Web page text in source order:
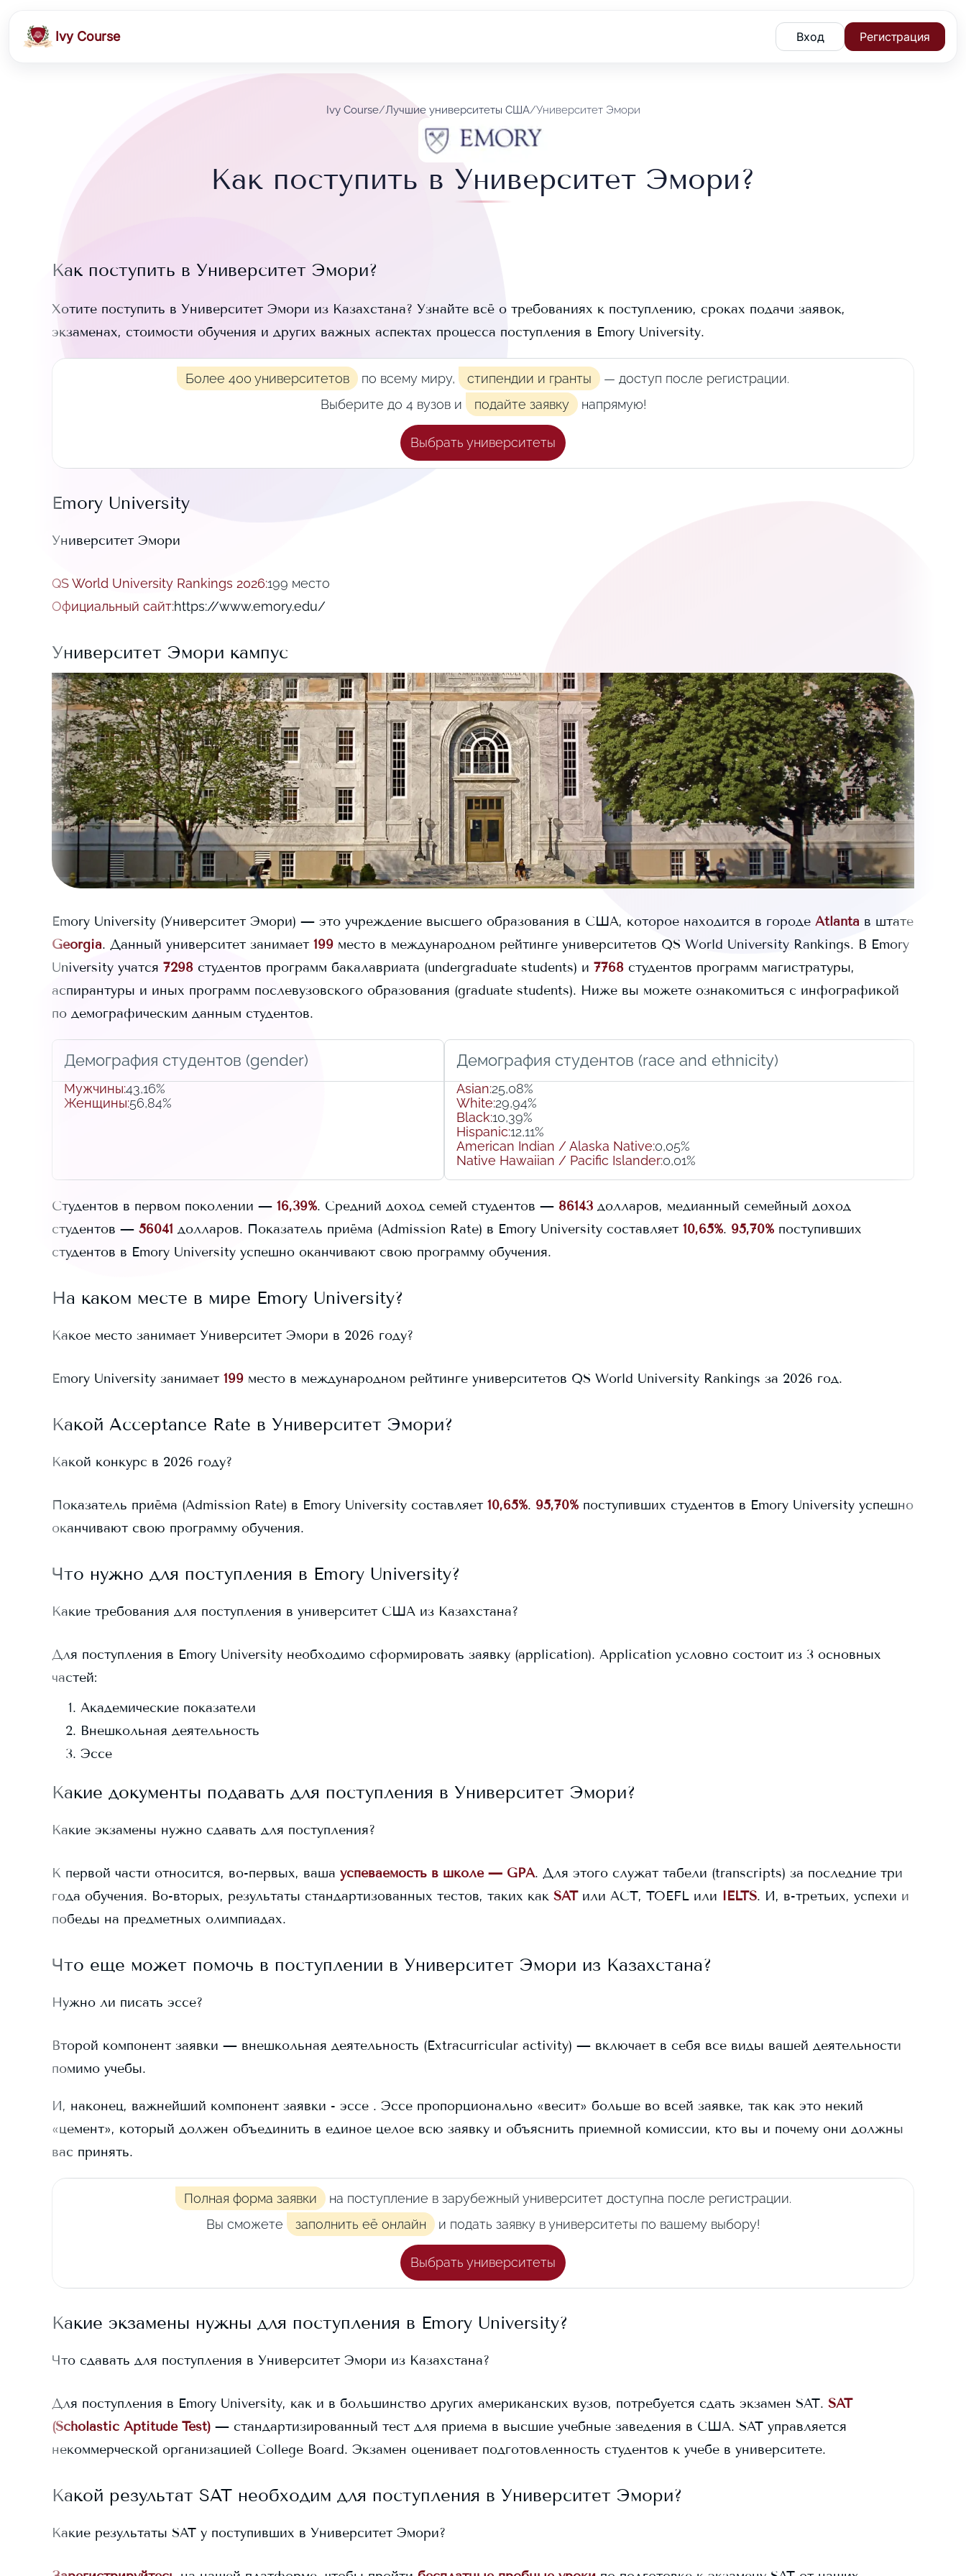
Ivy Course Вход Регистрация
Ivy Course/Лучшие университеты США/Университет Эмори
Как поступить в Университет Эмори?
Как поступить в Университет Эмори?
Хотите поступить в Университет Эмори из Казахстана? Узнайте всё о требованиях к поступлению, сроках подачи заявок,
экзаменах, стоимости обучения и других важных аспектах процесса поступления в Emory University.
Более 400 университетов по всему миру, стипендии и гранты
— доступ после регистрации.
Выберите до 4 вузов и
подайте заявку напрямую!
Выбрать университеты
Emory University
Университет Эмори
QS World University Rankings 2026:199 место
Официальный сайт:https://www.emory.edu/
Университет Эмори кампус
Emory University (Университет Эмори) — это учреждение высшего образования в США, которое находится в городе Atlanta в штате
Georgia. Данный университет занимает 199 место в международном рейтинге университетов QS World University Rankings. В Emory
University учатся 7298 студентов программ бакалавриата (undergraduate students) и 7768 студентов программ магистратуры,
аспирантуры и иных программ послевузовского образования (graduate students). Ниже вы можете ознакомиться с инфографикой
по демографическим данным студентов.
Демография студентов (gender)
Мужчины:43,16%
Женщины:56,84%
Демография студентов (race and ethnicity)
Asian:25,08%
White:29,94%
Black:10,39%
Hispanic:12,11%
American Indian / Alaska Native:0,05%
Native Hawaiian / Pacific Islander:0,01%
Студентов в первом поколении — 16,39%. Средний доход семей студентов — 86143 долларов, медианный семейный доход
студентов — 56041 долларов. Показатель приёма (Admission Rate) в Emory University составляет 10,65%. 95,70% поступивших
студентов в Emory University успешно оканчивают свою программу обучения.
На каком месте в мире Emory University?
Какое место занимает Университет Эмори в 2026 году?
Emory University занимает 199 место в международном рейтинге университетов QS World University Rankings за 2026 год.
Какой Acceptance Rate в Университет Эмори?
Какой конкурс в 2026 году?
Показатель приёма (Admission Rate) в Emory University составляет 10,65%. 95,70% поступивших студентов в Emory University успешно
оканчивают свою программу обучения.
Что нужно для поступления в Emory University?
Какие требования для поступления в университет США из Казахстана?
Для поступления в Emory University необходимо сформировать заявку (application). Application условно состоит из 3 основных
частей:
Академические показатели
Внешкольная деятельность
Эссе
Какие документы подавать для поступления в Университет Эмори?
Какие экзамены нужно сдавать для поступления?
К первой части относится, во-первых, ваша успеваемость в школе — GPA. Для этого служат табели (transcripts) за последние три
года обучения. Во-вторых, результаты стандартизованных тестов, таких как SAT или ACT, TOEFL или IELTS. И, в-третьих, успехи и
победы на предметных олимпиадах.
Что еще может помочь в поступлении в Университет Эмори из Казахстана?
Нужно ли писать эссе?
Второй компонент заявки — внешкольная деятельность (Extracurricular activity) — включает в себя все виды вашей деятельности
помимо учебы.
И, наконец, важнейший компонент заявки - эссе . Эссе пропорционально «весит» больше во всей заявке, так как это некий
«цемент», который должен объединить в единое целое всю заявку и объяснить приемной комиссии, кто вы и почему они должны
вас принять.
Полная форма заявки на поступление в зарубежный университет доступна после регистрации.
Вы сможете
заполнить её онлайн и подать заявку в университеты по вашему выбору!
Выбрать университеты
Какие экзамены нужны для поступления в Emory University?
Что сдавать для поступления в Университет Эмори из Казахстана?
Для поступления в Emory University, как и в большинство других американских вузов, потребуется сдать экзамен SAT. SAT
(Scholastic Aptitude Test) — стандартизированный тест для приема в высшие учебные заведения в США. SAT управляется
некоммерческой организацией College Board. Экзамен оценивает подготовленность студентов к учебе в университете.
Какой результат SAT необходим для поступления в Университет Эмори?
Какие результаты SAT у поступивших в Университет Эмори?